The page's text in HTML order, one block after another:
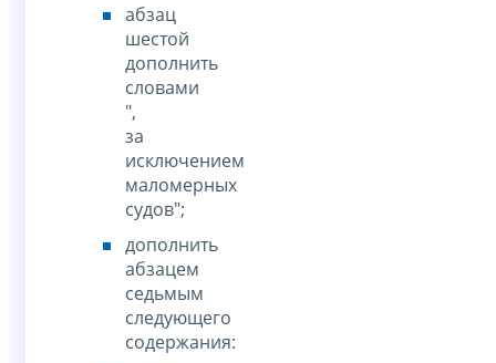
абзац
шестой
дополнить
словами
",
за
исключением
маломерных
судов";
дополнить
абзацем
седьмым
следующего
содержания: